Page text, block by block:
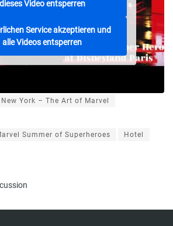
dieses Video entsperren
Service akzeptieren und
alle Videos entsperren
York – The Art of Marvel
Summer of Superheroes Hotel